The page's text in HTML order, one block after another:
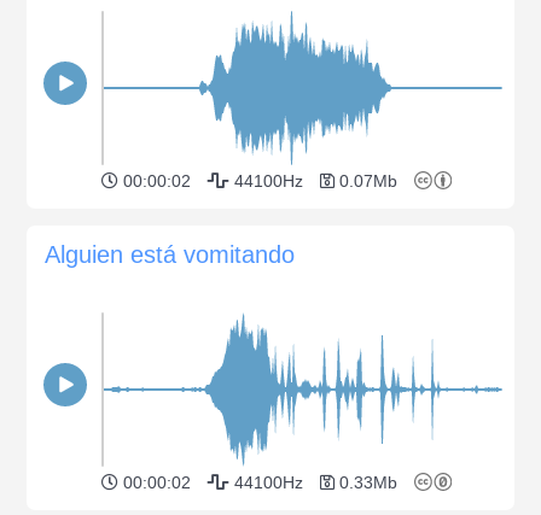
00:00:02 44100Hz 0.07Mb
Alguien está vomitando
00:00:02 44100Hz 0.33Mb